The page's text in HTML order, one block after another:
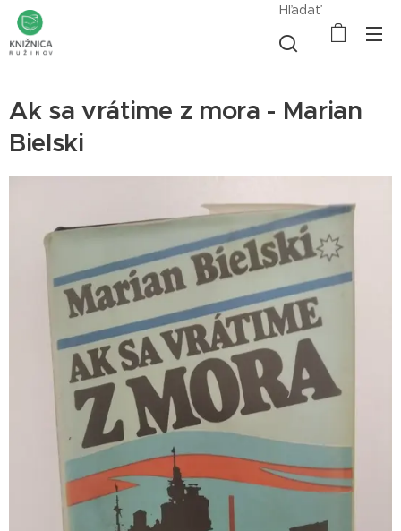
Hľadať
Ak sa vrátime z mora - Marian
Bielski